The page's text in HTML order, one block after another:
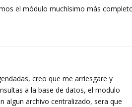
el módulo muchísimo más
creo que me arriesgare y
a la base de datos, el modulo
algun archivo centralizado, sera que